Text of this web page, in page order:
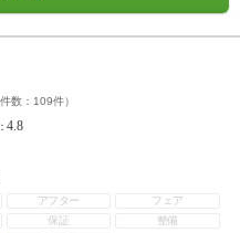
数： 109件）
4.8
アフター
フェア
保証
整備